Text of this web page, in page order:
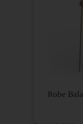
Robe